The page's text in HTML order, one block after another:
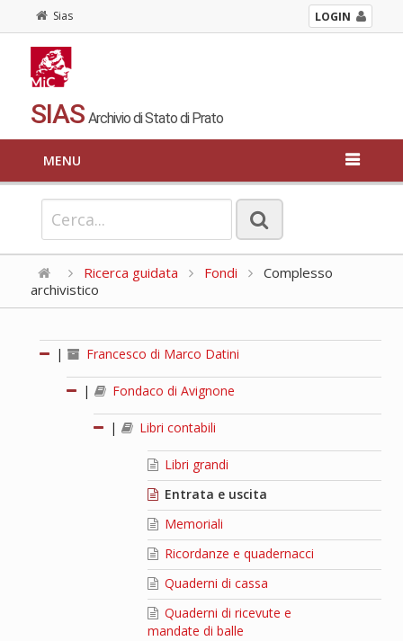
Sias LOGIN
SIAS Archivio di Stato di Prato
MENU
Ricerca guidata Fondi
Complesso
archivistico
| Francesco di Marco Datini
| Fondaco di Avignone
| Libri contabili
Libri grandi
Entrata e uscita
Memoriali
Ricordanze e quadernacci
Quaderni di cassa
Quaderni di ricevute e
mandate di balle